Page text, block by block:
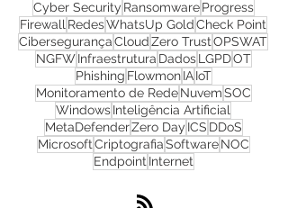
CyberSecurityTIHackersMalware
Cyber SecurityRansomwareProgress
FirewallRedesWhatsUp GoldCheck Point
CibersegurançaCloudZero TrustOPSWAT
NGFWInfraestruturaDadosLGPDOT
PhishingFlowmonIAIoT
Monitoramento de RedeNuvemSOC
WindowsInteligência Artificial
MetaDefenderZero DayICS
EndpointInternet